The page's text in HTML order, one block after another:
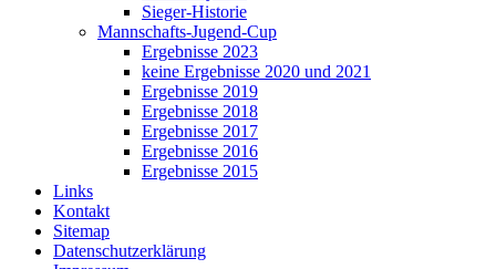
Sieger-Historie
Mannschafts-Jugend-Cup
Ergebnisse 2023
keine Ergebnisse 2020 und 2021
Ergebnisse 2019
Ergebnisse 2018
Ergebnisse 2017
Ergebnisse 2016
Ergebnisse 2015
Links
Kontakt
Sitemap
Datenschutzerklärung